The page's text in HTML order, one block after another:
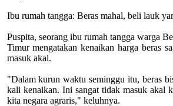
Ibu rumah tangga: Beras mahal, beli lauk
Puspita, seorang ibu rumah tangga warga
Timur mengatakan kenaikan harga beras
masuk akal.
"Dalam kurun waktu seminggu itu, beras
kali kenaikan. Ini sangat tidak masuk akal
kita negara agraris," keluhnya.